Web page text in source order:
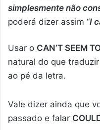
simplesmente não
poderá dizer assim “I
Usar o CAN’T SEEM
natural do que
ao pé da letra.
Vale dizer ainda que
passado e falar